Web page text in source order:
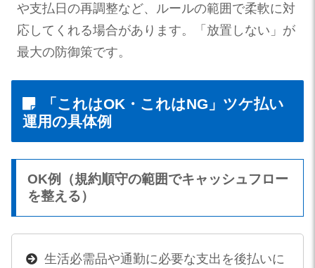
や支払日の再調整など、ルールの範囲で柔軟に対
応してくれる場合があります。「放置しない」が
最大の防御策です。
「これはOK・これはNG」ツケ払い
運用の具体例
OK例（規約順守の範囲でキャッシュフロー
を整える）
生活必需品や通勤に必要な支出を後払いに